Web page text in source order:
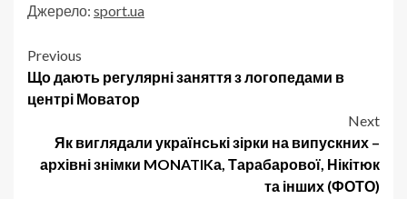
Джерело: sport.ua
Post
navigation
Previous
Що дають регулярні заняття з логопедами в
центрі Моватор
Next
Як виглядали українські зірки на випускних –
архівні знімки MONATIKа, Тарабарової, Нікітюк
та інших (ФОТО)